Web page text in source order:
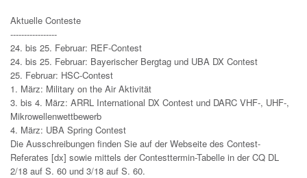
Aktuelle Conteste
-----------------
24. bis 25. Februar: REF-Contest
24. bis 25. Februar: Bayerischer Bergtag und UBA DX Contest
25. Februar: HSC-Contest
1. März: Military on the Air Aktivität
3. bis 4. März: ARRL International DX Contest und DARC VHF-, UHF-,
Mikrowellenwettbewerb
4. März: UBA Spring Contest
Die Ausschreibungen finden Sie auf der Webseite des Contest-
Referates [dx] sowie mittels der Contesttermin-Tabelle in der CQ DL
2/18 auf S. 60 und 3/18 auf S. 60.